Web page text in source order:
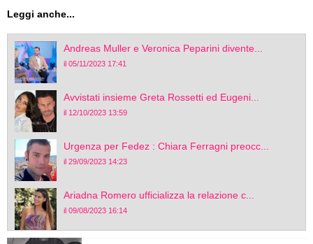
Leggi anche...
Andreas Muller e Veronica Peparini divente...
il 05/11/2023 17:41
Avvistati insieme Greta Rossetti ed Eugeni...
il 12/10/2023 13:59
Urgenza per Fedez : Chiara Ferragni preocc...
il 29/09/2023 14:23
Ariadna Romero ufficializza la relazione c...
il 09/08/2023 16:14